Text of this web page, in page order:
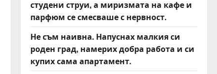
студени струи, а миризмата на кафе и
парфюм се смесваше с нервност.
Не съм наивна. Напуснах малкия си
роден град, намерих добра работа и си
купих сама апартамент.